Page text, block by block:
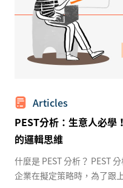
Articles
PEST分析：生意人必學
的邏輯思維
什麼是 PEST 分析？ PEST
企業在擬定策略時，為了跟